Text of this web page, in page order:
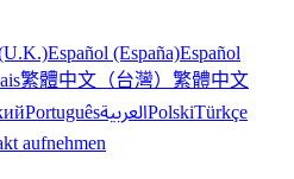
Español (España)Español
繁體中文（台灣） 繁體中文
PortuguêsالعربيةPolskiTürkçe
aufnehmen